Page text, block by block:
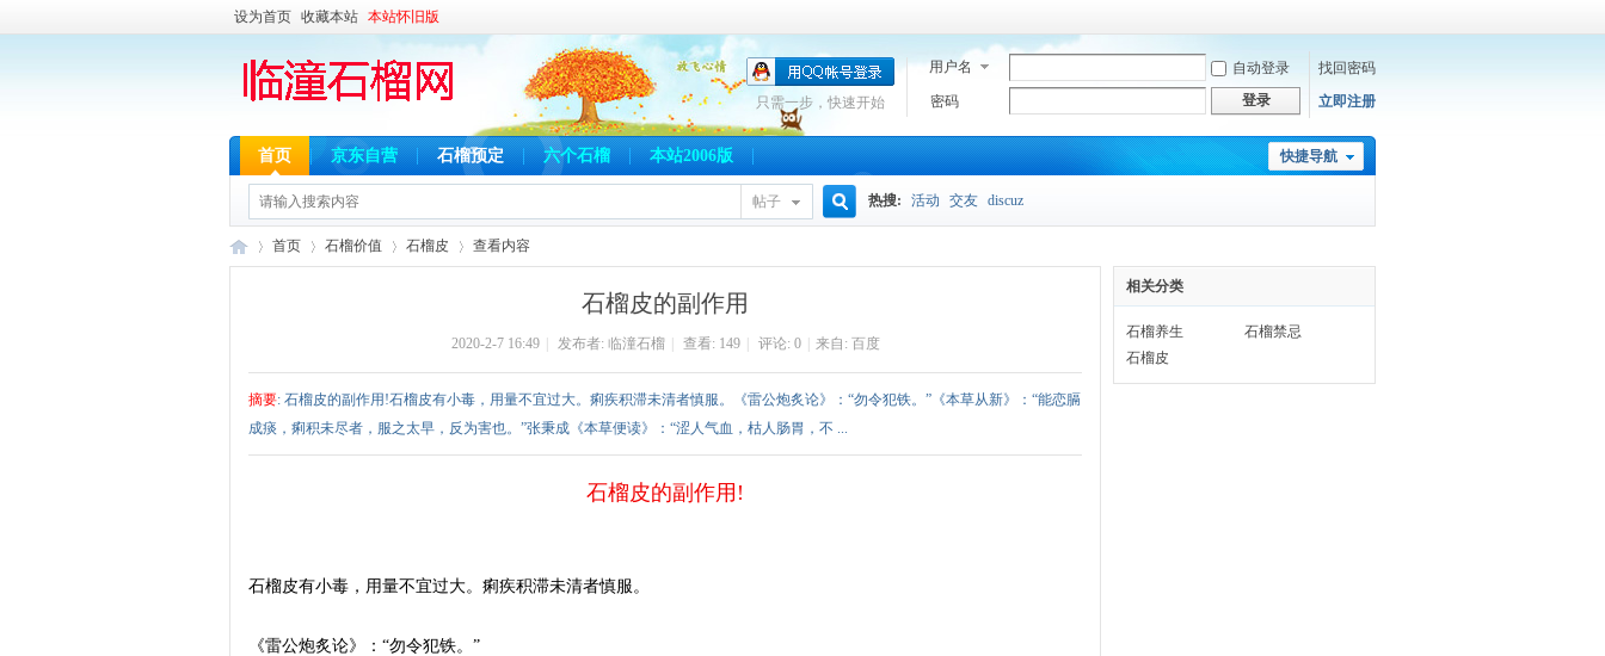
设为首页 收藏本站 本站怀旧版
用户名 自动登录
找回密码
密码
登录 立即注册
只需一步，快速开始
快捷导航
首页 京东自营 石榴预定 六个石榴 本站2006版
帖子
索
热搜: 活动 交友 discuz
首页 石榴价值 石榴皮
›
查看内容
石榴皮的副作用
2020-2-7 16:49 发布者: 临潼石榴 查看: 149 评论: 0 来自: 百度
摘要: 石榴皮的副作用!石榴皮有小毒，用量不宜过大。痢疾积滞未清者慎服。《雷公炮炙论》：“勿令犯铁。”《本草从新》：“能恋膈
成痰，痢积未尽者，服之太早，反为害也。”张秉成《本草便读》：“涩人气血，枯人肠胃，不 ...
石榴皮的副作用!
石榴皮有小毒，用量不宜过大。痢疾积滞未清者慎服。
《雷公炮炙论》：“勿令犯铁。”
相关分类
石榴养生
石榴禁忌
石榴皮